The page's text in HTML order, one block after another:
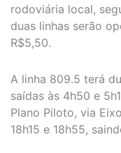
rodoviária local,
duas linhas serão
R$5,50.
A linha 809.5 terá
saídas às 4h50 e
Plano Piloto, via
18h15 e 18h55,